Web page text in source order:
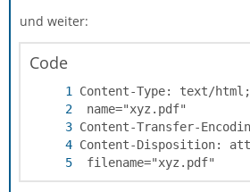
und weiter:
Code
filename="xyz.pdf"